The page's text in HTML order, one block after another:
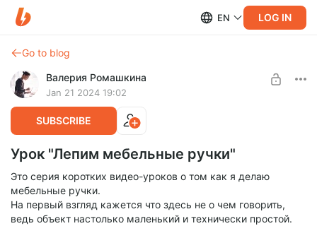
EN LOG IN
Go to blog
Валерия Ромашкина
Jan 21 2024 19:02
SUBSCRIBE
Урок "Лепим мебельные ручки"
Это серия коротких видео-уроков о том как я делаю
мебельные ручки.
На первый взгляд кажется что здесь не о чем говорить,
ведь объект настолько маленький и технически простой.